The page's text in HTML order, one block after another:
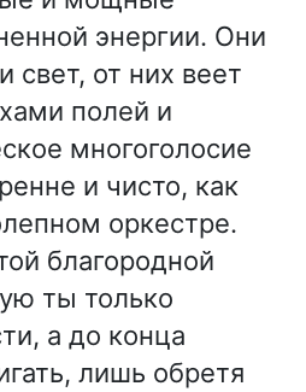
энергии. Они
свет, от них веет
полей и
многоголосие
и чисто, как
оркестре.
благородной
ты только
а до конца
лишь обретя